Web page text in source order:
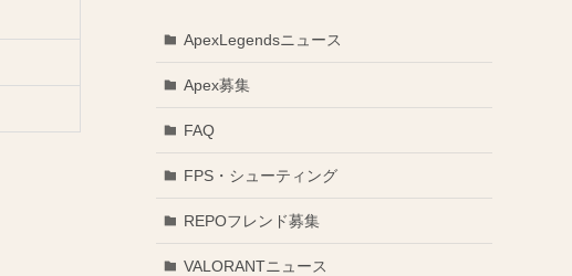
ApexLegendsニュース
Apex募集
FAQ
FPS・シューティング
REPOフレンド募集
VALORANTニュース